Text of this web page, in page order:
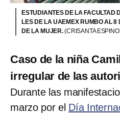
ESTUDIANTES DE LA FACULTAD
LES DE LA UAEMEX RUMBO AL
DE LA MUJER.(CRISANTA
Caso de la niña
irregular de las
Durante las
marzo por el Día